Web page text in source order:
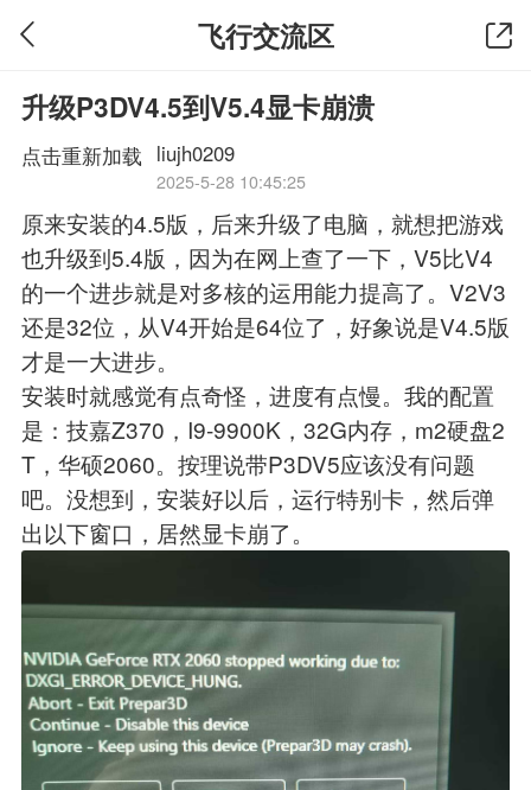
飞行交流区
升级P3DV4.5到V5.4显卡崩溃
点击重新加载 liujh0209
2025-5-28 10:45:25
原来安装的4.5版，后来升级了电脑，就想把游戏
也升级到5.4版，因为在网上查了一下，V5比V4
的一个进步就是对多核的运用能力提高了。V2V3
还是32位，从V4开始是64位了，好象说是V4.5版
才是一大进步。
安装时就感觉有点奇怪，进度有点慢。我的配置
是：技嘉Z370，I9-9900K，32G内存，m2硬盘2
T，华硕2060。按理说带P3DV5应该没有问题
吧。没想到，安装好以后，运行特别卡，然后弹
出以下窗口，居然显卡崩了。